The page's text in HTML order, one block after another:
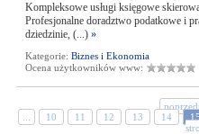
Kompleksowe usługi księgowe
Profesjonalne doradztwo podatkowe i
dziedzinie, (...) »
Kategorie: Biznes i Ekonomia
Ocena użytkowników www:
10 11 12 13 14 15